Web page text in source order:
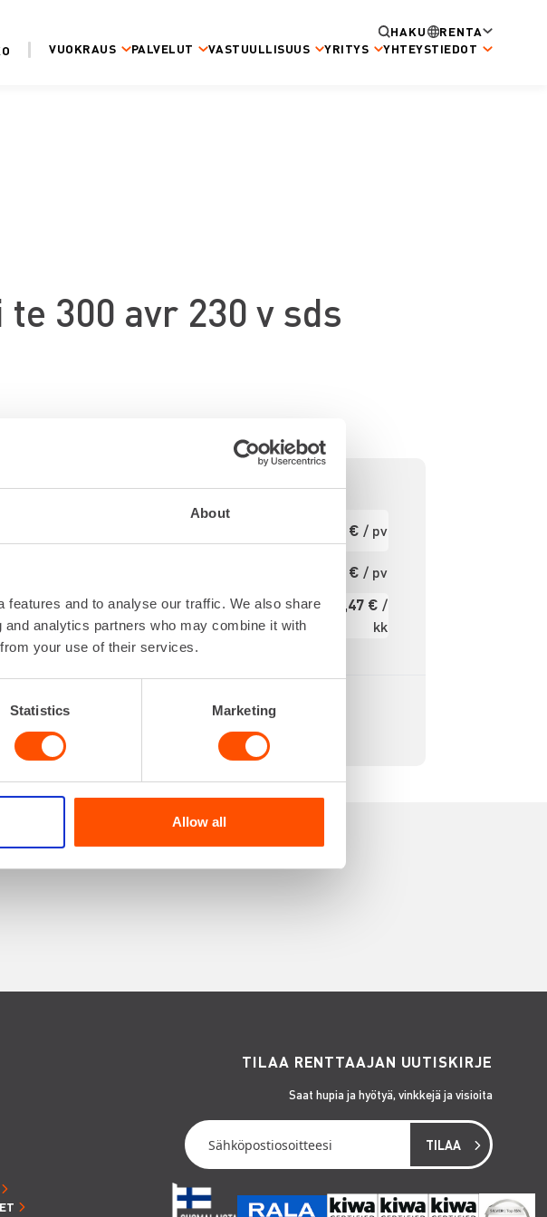
About
and to analyse our traffic. We also share
analytics partners who may combine it with
your use of their services.
Statistics Marketing
Allow all
HAKU
RENTA
VUOKRAUS PALVELUT VASTUULLISUUS YRITYS YHTEYSTIEDOT
300 avr 230 v sds
3.3 J
3.8 kg
Ensimmäinen
24,81 € / pv
19,85 € / pv
295,47 € /
kk
Alv 0 %
TILAA RENTTAAJAN UUTISKIRJE
Saat hupia ja hyötyä, vinkkejä ja visioita